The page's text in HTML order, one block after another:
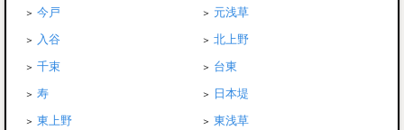
今戸
元浅草
入谷
北上野
千束
台東
寿
日本堤
東上野
東浅草